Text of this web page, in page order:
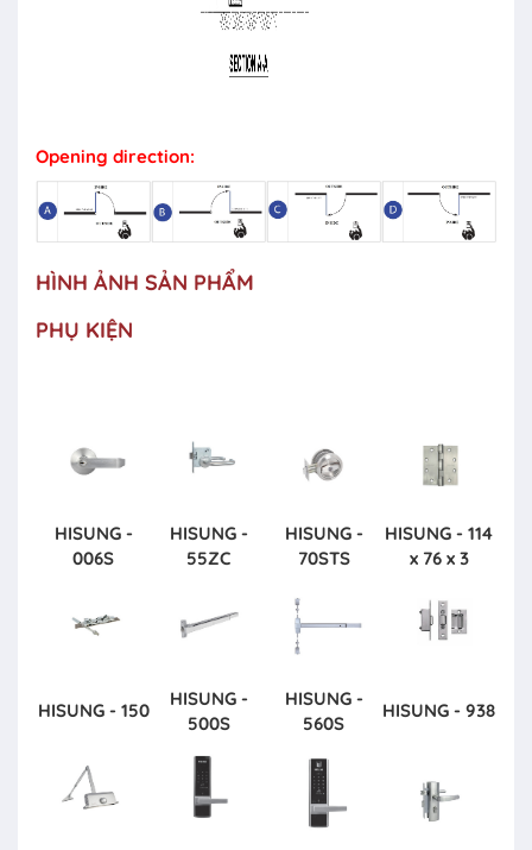
Opening direction:
HÌNH ẢNH SẢN PHẨM
PHỤ KIỆN
HISUNG -
006S
HISUNG -
55ZC
HISUNG -
70STS
HISUNG - 114
x 76 x 3
HISUNG - 150
HISUNG -
500S
HISUNG -
560S
HISUNG - 938